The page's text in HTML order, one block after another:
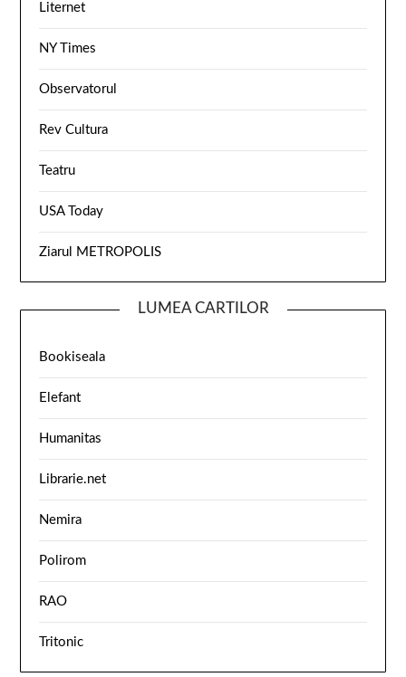
Liternet
NY Times
Observatorul
Rev Cultura
Teatru
USA Today
Ziarul METROPOLIS
LUMEA CARTILOR
Bookiseala
Elefant
Humanitas
Librarie.net
Nemira
Polirom
RAO
Tritonic